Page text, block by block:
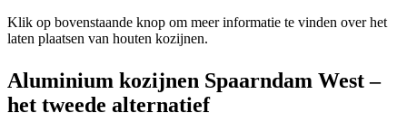
Klik op bovenstaande knop om meer informatie te vinden over het
laten plaatsen van houten kozijnen.
Aluminium kozijnen Spaarndam West –
het tweede alternatief